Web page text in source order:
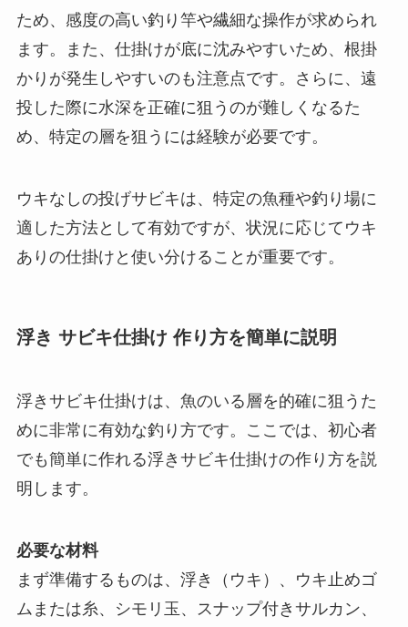
ため、感度の高い釣り竿や繊細な操作が求められ
ます。また、仕掛けが底に沈みやすいため、根掛
かりが発生しやすいのも注意点です。さらに、遠
投した際に水深を正確に狙うのが難しくなるた
め、特定の層を狙うには経験が必要です。
ウキなしの投げサビキは、特定の魚種や釣り場に
適した方法として有効ですが、状況に応じてウキ
ありの仕掛けと使い分けることが重要です。
浮き サビキ仕掛け 作り方を簡単に説明
浮きサビキ仕掛けは、魚のいる層を的確に狙うた
めに非常に有効な釣り方です。ここでは、初心者
でも簡単に作れる浮きサビキ仕掛けの作り方を説
明します。
必要な材料
まず準備するものは、浮き（ウキ）、ウキ止めゴ
ムまたは糸、シモリ玉、スナップ付きサルカン、